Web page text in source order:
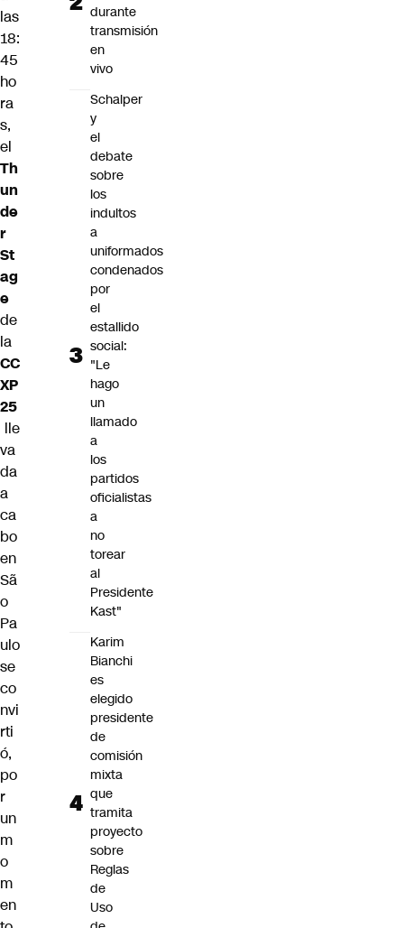
las
18:
45
ho
ra
s,
el
Th
un
de
r
St
ag
e
de
la
CC
XP
25
lle
va
da
a
ca
bo
en
Sã
o
Pa
ulo
se
co
nvi
rti
ó,
po
r
un
m
o
m
en
durante
transmisión
en
vivo
Schalper
y
el
debate
sobre
los
indultos
a
uniformados
condenados
por
el
estallido
social:
"Le
hago
un
llamado
a
los
partidos
oficialistas
a
no
torear
al
Presidente
Kast"
Karim
Bianchi
es
elegido
presidente
de
comisión
mixta
que
tramita
proyecto
sobre
Reglas
de
Uso